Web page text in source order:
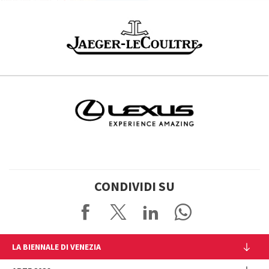
CONDIVIDI SU
LA BIENNALE DI VENEZIA